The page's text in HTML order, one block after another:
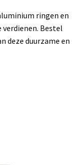
ringen en
Bestel
deze duurzame en